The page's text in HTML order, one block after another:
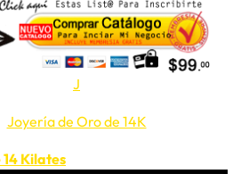
J
Joyería de Oro de 14K
Kilates